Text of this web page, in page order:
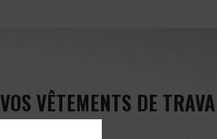
VÊTEMENTS DE